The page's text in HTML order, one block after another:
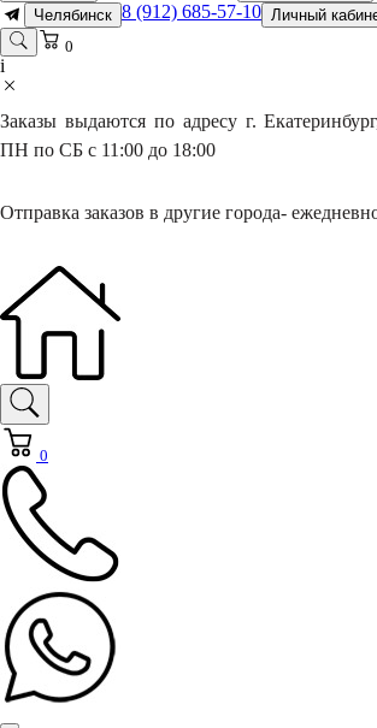
Челябинск 8 (912) 685-57-10 Личный
0
i
Заказы выдаются по адресу г.
ПН по СБ с 11:00 до 18:00
Отправка заказов в другие города-
0